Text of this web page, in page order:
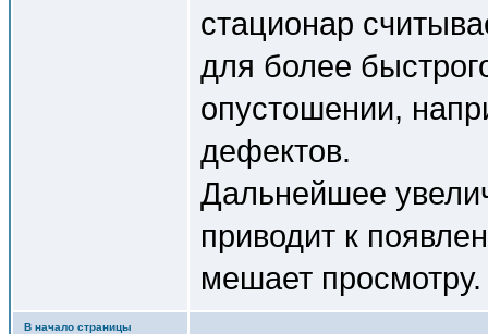
стационар
для более
опустошении,
дефектов.
Дальнейшее
приводит к
мешает просмотру.
В начало страницы